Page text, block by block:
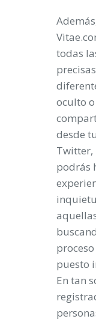
todas
oculto
desde
Twitter,
podrás
puesto
En tan